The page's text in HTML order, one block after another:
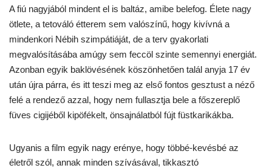
A fiú nagyjából mindent el is baltáz, amibe belefog. Élete nagy
ötlete, a tetováló étterem sem valószínű, hogy kivívná a
mindenkori Nébih szimpátiáját, de a terv gyakorlati
megvalósításába amúgy sem feccöl szinte semennyi energiát.
Azonban egyik baklövésének köszönhetően talál anyja 17 év
után újra párra, és itt teszi meg az első fontos gesztust a néző
felé a rendező azzal, hogy nem fullasztja bele a főszereplő
füves cigijéből kipöfékelt, önsajnálatból fújt füstkarikákba.
Ugyanis a film egyik nagy erénye, hogy többé-kevésbé az
életről szól, annak minden szívásával, tikkasztó